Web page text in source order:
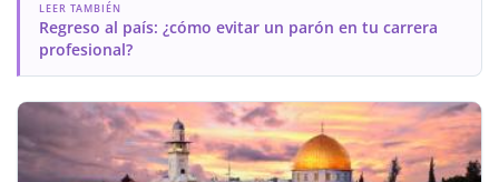
LEER TAMBIÉN
Regreso al país: ¿cómo evitar un parón en tu carrera
profesional?